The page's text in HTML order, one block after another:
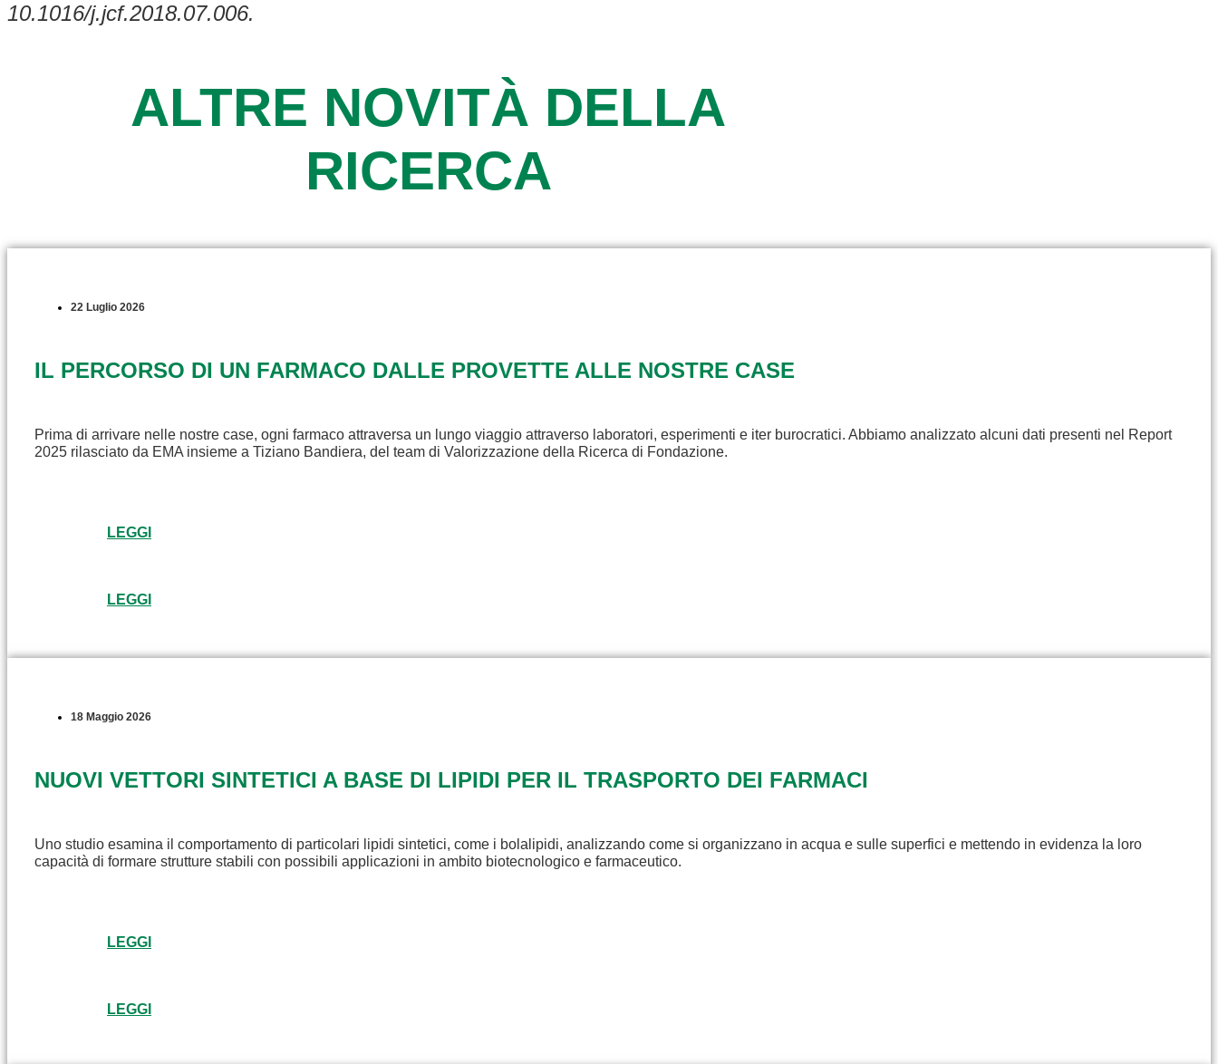
10.1016/j.jcf.2018.07.006.
ALTRE NOVITÀ DELLA
RICERCA
22 Luglio 2026
IL PERCORSO DI UN FARMACO DALLE PROVETTE ALLE NOSTRE CASE
Prima di arrivare nelle nostre case, ogni farmaco attraversa un lungo viaggio attraverso laboratori, esperimenti e iter burocratici. Abbiamo analizzato alcuni dati presenti nel Report
2025 rilasciato da EMA insieme a Tiziano Bandiera, del team di Valorizzazione della Ricerca di Fondazione.
LEGGI
LEGGI
18 Maggio 2026
NUOVI VETTORI SINTETICI A BASE DI LIPIDI PER IL TRASPORTO DEI FARMACI
Uno studio esamina il comportamento di particolari lipidi sintetici, come i bolalipidi, analizzando come si organizzano in acqua e sulle superfici e mettendo in evidenza la loro
capacità di formare strutture stabili con possibili applicazioni in ambito biotecnologico e farmaceutico.
LEGGI
LEGGI